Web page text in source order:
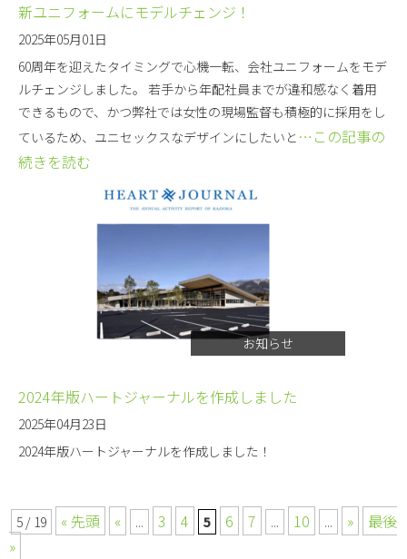
新ユニフォームにモデルチェンジ！
2025年05月01日
60周年を迎えたタイミングで心機一転、会社ユニフォームをモデ
ルチェンジしました。 若手から年配社員までが違和感なく着用
できるもので、かつ弊社では女性の現場監督も積極的に採用をし
ているため、ユニセックスなデザインにしたいと …この記事の
続きを読む
お知らせ
2024年版ハートジャーナルを作成しました
2025年04月23日
2024年版ハートジャーナルを作成しました！
5 / 19 « 先頭 « ... 3 4 5 6 7 ... 10 ... »
最後
»